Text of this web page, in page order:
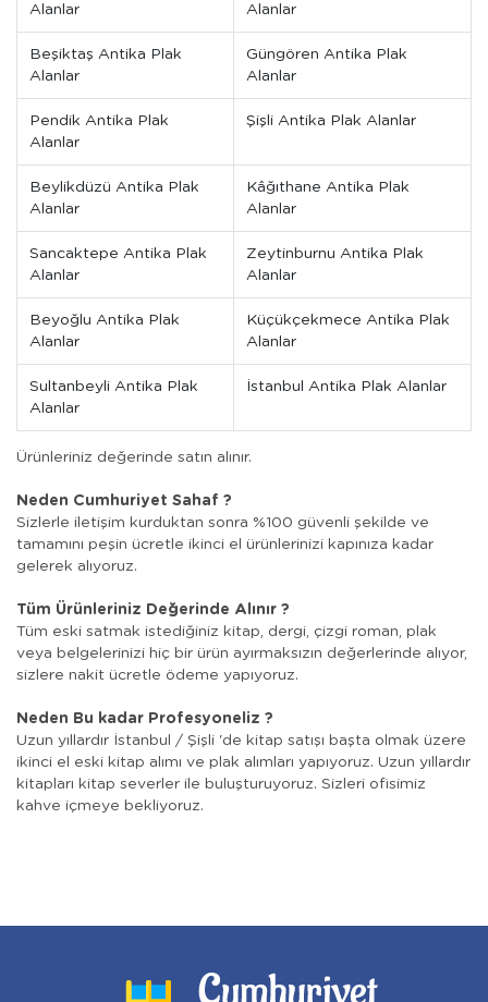
Alanlar
Alanlar
Beşiktaş Antika Plak
Alanlar
Güngören Antika Plak
Alanlar
Pendik Antika Plak
Alanlar
Şişli Antika Plak Alanlar
Beylikdüzü Antika Plak
Alanlar
Kâğıthane Antika Plak
Alanlar
Sancaktepe Antika Plak
Alanlar
Zeytinburnu Antika Plak
Alanlar
Beyoğlu Antika Plak
Alanlar
Küçükçekmece Antika Plak
Alanlar
Sultanbeyli Antika Plak
Alanlar
İstanbul Antika Plak Alanlar
Ürünleriniz değerinde satın alınır.
Neden Cumhuriyet Sahaf ?
Sizlerle iletişim kurduktan sonra %100 güvenli şekilde ve
tamamını peşin ücretle ikinci el ürünlerinizi kapınıza kadar
gelerek alıyoruz.
Tüm Ürünleriniz Değerinde Alınır ?
Tüm eski satmak istediğiniz kitap, dergi, çizgi roman, plak
veya belgelerinizi hiç bir ürün ayırmaksızın değerlerinde alıyor,
sizlere nakit ücretle ödeme yapıyoruz.
Neden Bu kadar Profesyoneliz ?
Uzun yıllardır İstanbul / Şişli 'de kitap satışı başta olmak üzere
ikinci el eski kitap alımı ve plak alımları yapıyoruz. Uzun yıllardır
kitapları kitap severler ile buluşturuyoruz. Sizleri ofisimiz
kahve içmeye bekliyoruz.